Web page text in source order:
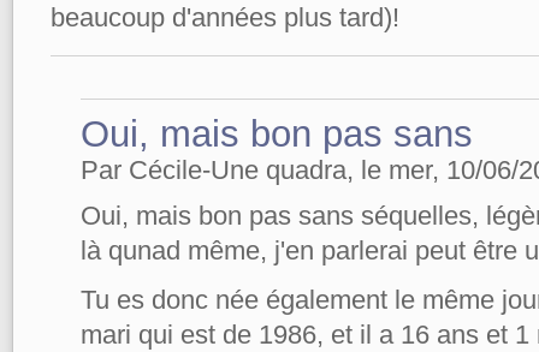
beaucoup d'années plus tard)!
Oui, mais bon pas sans
Par Cécile-Une quadra, le mer, 10/06/
Oui, mais bon pas sans séquelles,
là qunad même, j'en parlerai peut être
Tu es donc née également le même
mari qui est de 1986, et il a 16 ans et